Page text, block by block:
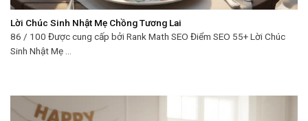
Lời Chúc Sinh Nhật Mẹ Chồng Tương Lai
86 / 100 Được cung cấp bởi Rank Math SEO Điểm SEO 55+ Lời Chúc
Sinh Nhật Mẹ ...